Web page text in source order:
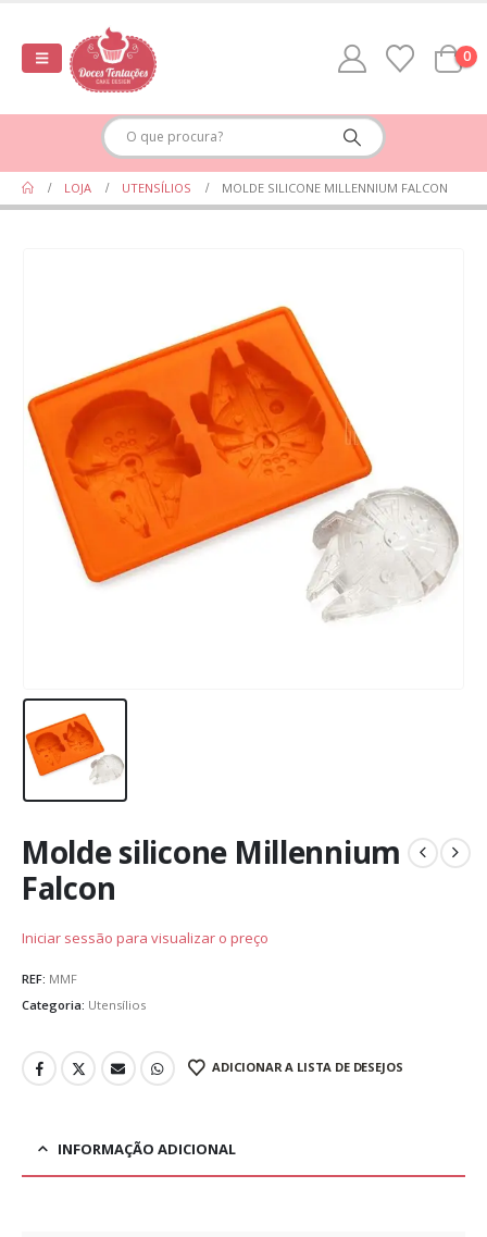
0
LOJA UTENSÍLIOS MOLDE SILICONE MILLENNIUM FALCON
Molde silicone Millennium
Falcon
Iniciar sessão para visualizar o preço
REF: MMF
Categoria: Utensílios
ADICIONAR A LISTA DE DESEJOS
INFORMAÇÃO ADICIONAL